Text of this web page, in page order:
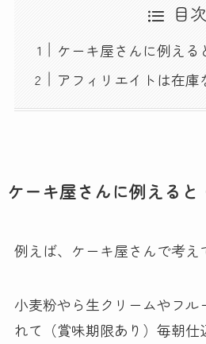
目次
ケーキ屋さんに例える
アフィリエイトは在庫
ケーキ屋さんに例えると
例えば、ケーキ屋さんで考え
小麦粉やら生クリームやフル
れて（賞味期限あり）毎朝仕